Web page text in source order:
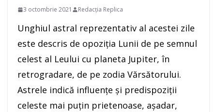
3 octombrie 2021 Redacția Replica
Unghiul astral reprezentativ al acestei zile
este descris de opoziţia Lunii de pe semnul
celest al Leului cu planeta Jupiter, în
retrogradare, de pe zodia Vărsătorului.
Astrele indică influenţe şi predispoziţii
celeste mai puţin prietenoase, aşadar,